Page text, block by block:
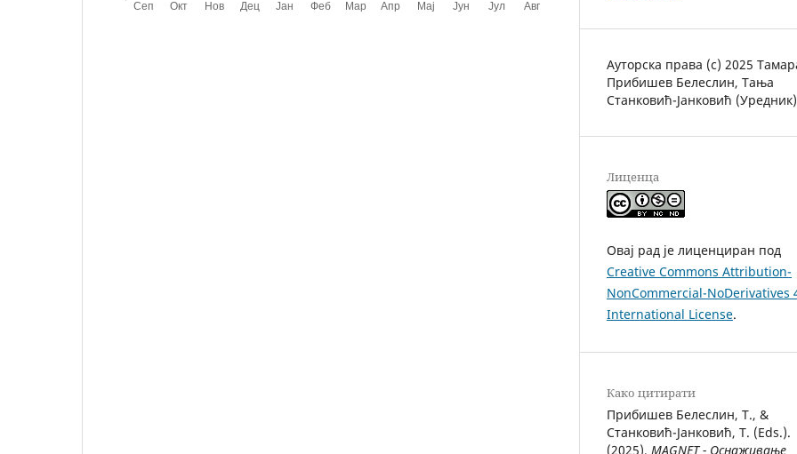
Ауторска права (c) 2025
Прибишев Белеслин, Тања
Станковић-Јанковић (Уредник)
Лиценца
Овај рад је лиценциран под
Creative Commons Attribution-
NonCommercial-NoDerivatives
International License.
Како цитирати
Прибишев Белеслин, Т., &
Станковић-Јанковић, Т. (Eds.).
(2025). MAGNET - Оснаживање